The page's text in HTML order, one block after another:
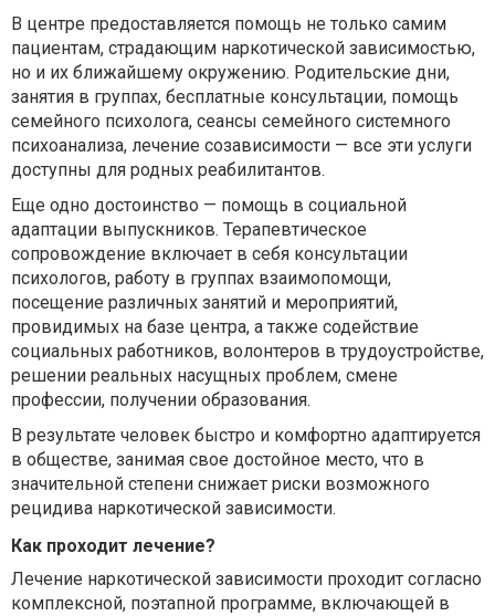
В центре предоставляется помощь не только самим
пациентам, страдающим наркотической зависимостью,
но и их ближайшему окружению. Родительские дни,
занятия в группах, бесплатные консультации, помощь
семейного психолога, сеансы семейного системного
психоанализа, лечение созависимости — все эти услуги
доступны для родных реабилитантов.
Еще одно достоинство — помощь в социальной
адаптации выпускников. Терапевтическое
сопровождение включает в себя консультации
психологов, работу в группах взаимопомощи,
посещение различных занятий и мероприятий,
провидимых на базе центра, а также содействие
социальных работников, волонтеров в трудоустройстве,
решении реальных насущных проблем, смене
профессии, получении образования.
В результате человек быстро и комфортно адаптируется
в обществе, занимая свое достойное место, что в
значительной степени снижает риски возможного
рецидива наркотической зависимости.
Как проходит лечение?
Лечение наркотической зависимости проходит согласно
комплексной, поэтапной программе, включающей в